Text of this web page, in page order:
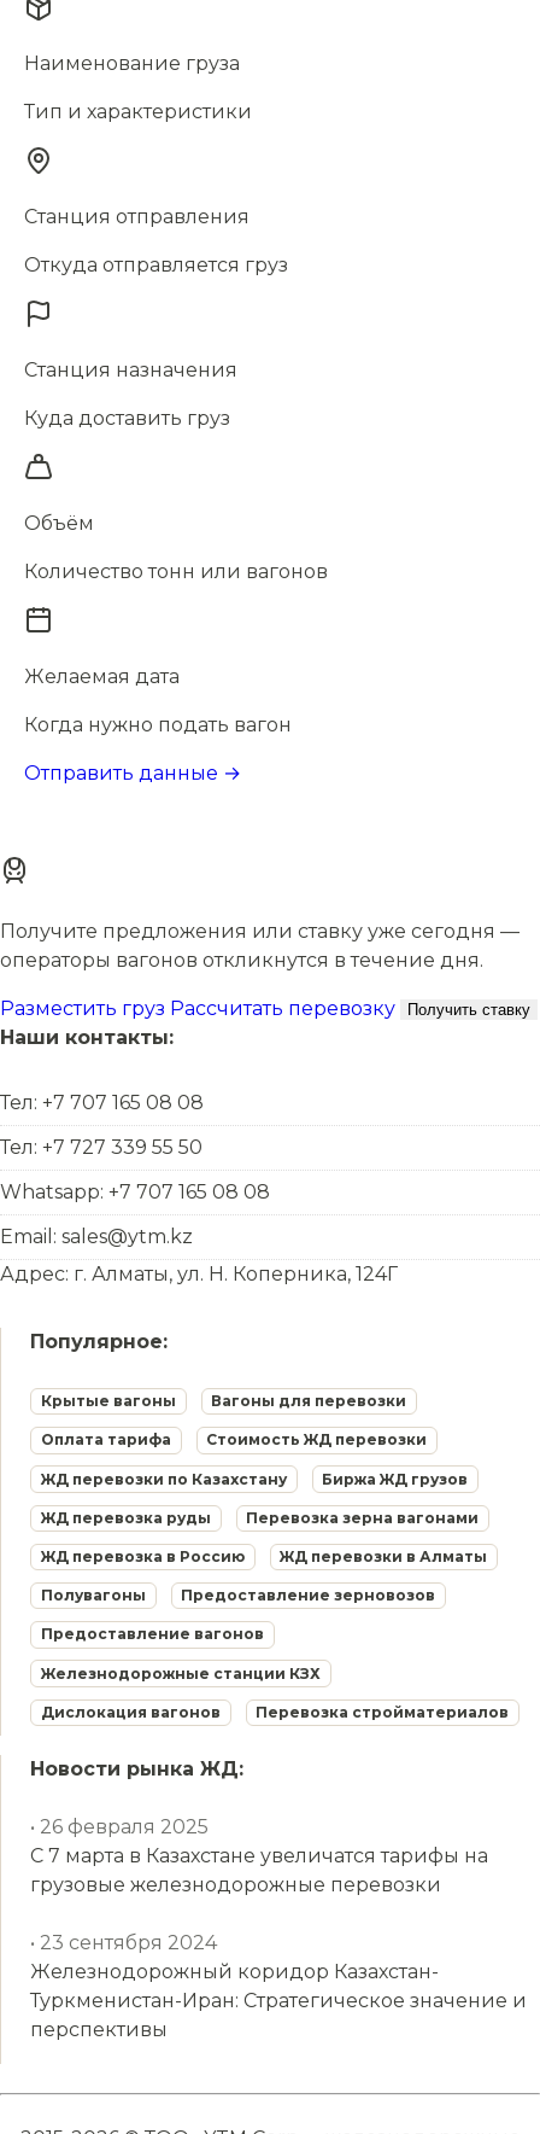
Наименование груза
Тип и характеристики
Станция отправления
Откуда отправляется груз
Станция назначения
Куда доставить груз
Объём
Количество тонн или вагонов
Желаемая дата
Когда нужно подать вагон
Отправить данные →
Получите предложения или ставку уже сегодня —
операторы вагонов откликнутся в течение дня.
Разместить груз Рассчитать перевозку Получить ставку
Наши контакты:
Тел: +7 707 165 08 08
Тел: +7 727 339 55 50
Whatsapp: +7 707 165 08 08
Email: sales@ytm.kz
Адрес: г. Алматы, ул. Н. Коперника, 124Г
Популярное:
Крытые вагоны Вагоны для перевозки
Оплата тарифа Стоимость ЖД перевозки
ЖД перевозки по Казахстану Биржа ЖД грузов
ЖД перевозка руды Перевозка зерна вагонами
ЖД перевозка в Россию ЖД перевозки в Алматы
Полувагоны Предоставление зерновозов
Предоставление вагонов
Железнодорожные станции КЗХ
Дислокация вагонов Перевозка стройматериалов
Новости рынка ЖД:
• 26 февраля 2025
С 7 марта в Казахстане увеличатся тарифы на
грузовые железнодорожные перевозки
• 23 сентября 2024
Железнодорожный коридор Казахстан-
Туркменистан-Иран: Стратегическое значение и
перспективы